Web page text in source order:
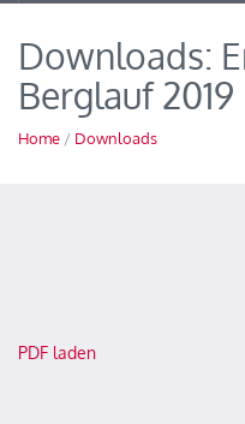
Downloads:
Berglauf 2019
Home / Downloads
PDF laden